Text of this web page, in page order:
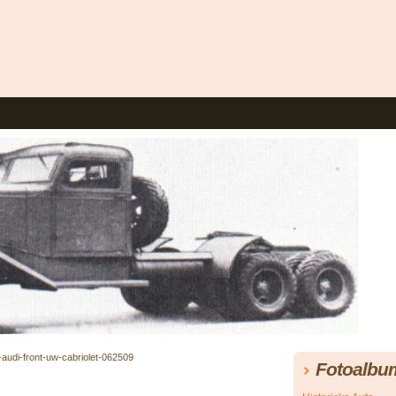
front-uw-cabriolet-062509